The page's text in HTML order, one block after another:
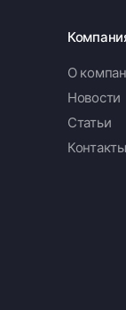
О
Новости
Статьи
Контакты